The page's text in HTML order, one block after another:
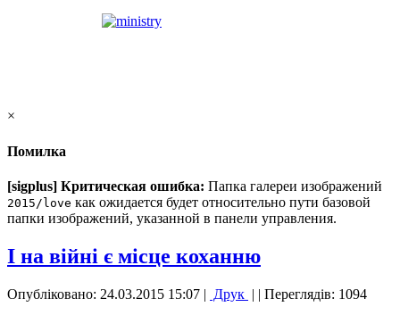
×
Помилка
[sigplus] Критическая ошибка: Папка галереи изображений
2015/love как ожидается будет относительно пути базовой
папки изображений, указанной в панели управления.
І на війні є місце коханню
Опубліковано: 24.03.2015 15:07 | Друк | | Переглядів: 1094